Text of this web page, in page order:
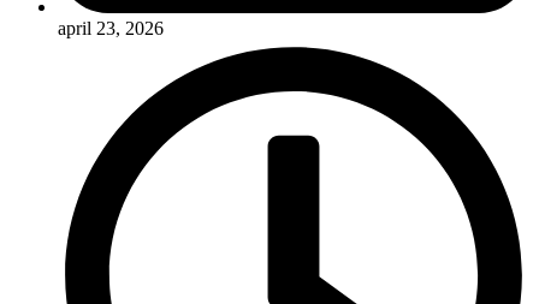
april 23, 2026